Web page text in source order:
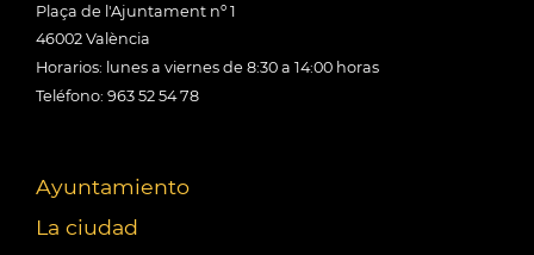
Plaça de l'Ajuntament nº 1
46002 València
Horarios: lunes a viernes de 8:30 a 14:00 horas
Teléfono: 963 52 54 78
Ayuntamiento
La ciudad